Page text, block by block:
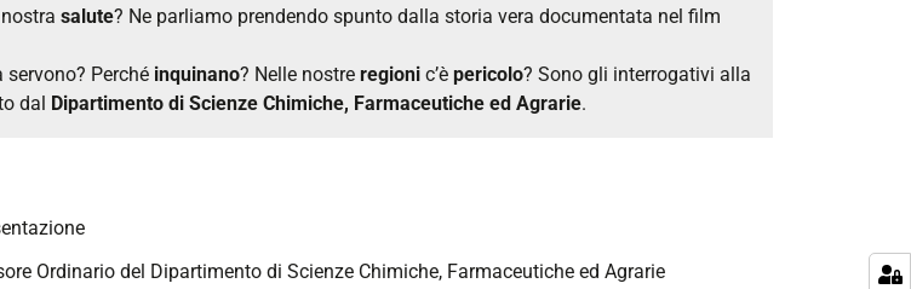
salute? Ne parliamo prendendo spunto dalla storia vera documentata nel film
servono? Perché inquinano? Nelle nostre regioni c’è pericolo? Sono gli interrogativi alla
dal Dipartimento di Scienze Chimiche, Farmaceutiche ed Agrarie.
Ordinario del Dipartimento di Scienze Chimiche, Farmaceutiche ed Agrarie